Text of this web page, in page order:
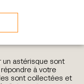
un astérisque sont
à votre
sont collectées et